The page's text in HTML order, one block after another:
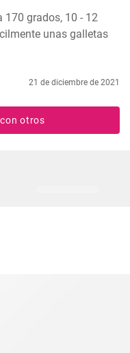
170 grados, 10 - 12
unas galletas
21 de diciembre de 2021
otros